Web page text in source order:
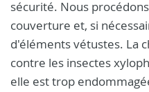
sécurité. Nous
couverture et, si
d'éléments vétustes. La
contre les insectes
elle est trop